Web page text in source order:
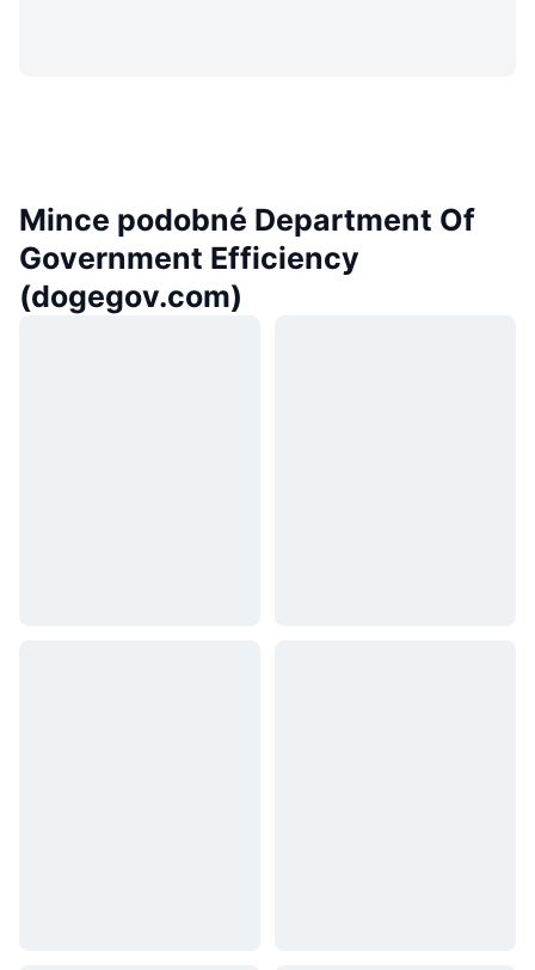
Mince podobné Department Of
Government Efficiency
(dogegov.com)